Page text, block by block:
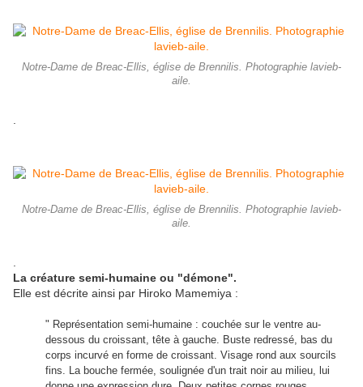
Notre-Dame de Breac-Ellis, église de Brennilis. Photographie lavieb-
aile.
Notre-Dame de Breac-Ellis, église de Brennilis. Photographie lavieb-
aile.
La créature semi-humaine ou "démone".
Elle est décrite ainsi par Hiroko Mamemiya :
" Représentation semi-humaine : couchée sur le ventre au-
dessous du croissant, tête à gauche. Buste redressé, bas du
corps incurvé en forme de croissant. Visage rond aux sourcils
fins. La bouche fermée, soulignée d'un trait noir au milieu, lui